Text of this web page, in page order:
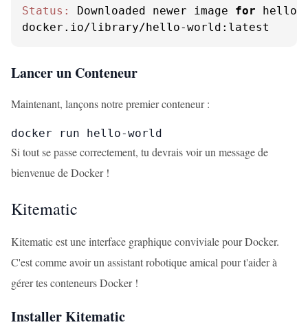
Status:
Downloaded newer image for hello-
docker.io/library/hello-world:latest
Lancer un Conteneur
Maintenant, lançons notre premier conteneur :
docker run hello-world
Si tout se passe correctement, tu devrais voir un message de
bienvenue de Docker !
Kitematic
Kitematic est une interface graphique conviviale pour Docker.
C'est comme avoir un assistant robotique amical pour t'aider à
gérer tes conteneurs Docker !
Installer Kitematic